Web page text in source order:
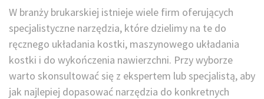
W branży brukarskiej istnieje wiele firm oferujących
specjalistyczne narzędzia, które dzielimy na te do
ręcznego układania kostki, maszynowego układania
kostki i do wykończenia nawierzchni. Przy wyborze
warto skonsultować się z ekspertem lub specjalistą, aby
jak najlepiej dopasować narzędzia do konkretnych